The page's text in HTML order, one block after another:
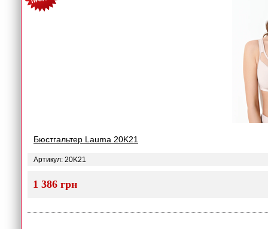
Бюстгальтер Lauma 20K21
Артикул: 20K21
1 386 грн